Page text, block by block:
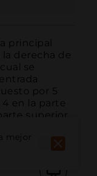
principal
la derecha de
se
por 5
en la parte
superior.
mejor